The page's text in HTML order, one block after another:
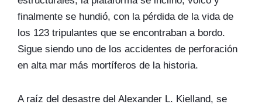
finalmente se hundió, con la pérdida de la vida de
los 123 tripulantes que se encontraban a bordo.
Sigue siendo uno de los accidentes de perforación
en alta mar más mortíferos de la historia.
A raíz del desastre del Alexander L. Kielland, se